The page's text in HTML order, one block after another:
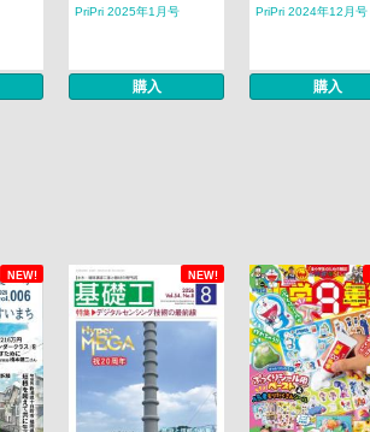
PriPri 2025年1月号
購入
PriPri 2024年12月号
購入
NEW! NEW!